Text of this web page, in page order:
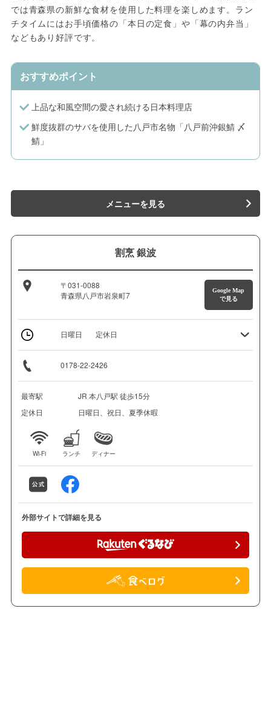
では青森県の新鮮な食材を使用した料理を楽しめます。ラン
チタイムにはお手頃価格の「本日の定食」や「幕の内弁当」
などもあり好評です。
おすすめポイント
上品な和風空間の愛され続ける日本料理店
鮮度抜群のサバを使用した八戸市名物「八戸前沖銀鯖 〆
鯖」
メニューを見る
割烹 銀波
〒031-0088
青森県八戸市岩泉町7
Google Map
で見る
日曜日 定休日
0178-22-2426
最寄駅
JR 本八戸駅 徒歩15分
定休日
日曜日、祝日、夏季休暇
Wi-Fi ランチ ディナー
外部サイトで詳細を見る